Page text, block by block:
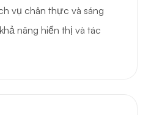
vụ chân thực và sáng
năng hiển thị và tác